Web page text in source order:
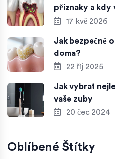
příznaky a kdy
17 kvě 2026
Jak bezpečně
doma?
22 říj 2025
Jak vybrat
vaše zuby
20 čec 2024
Oblíbené Štítky